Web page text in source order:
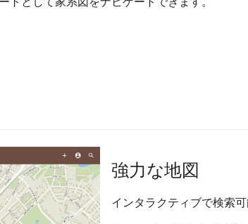
強力な地図
インタラクティブで検索